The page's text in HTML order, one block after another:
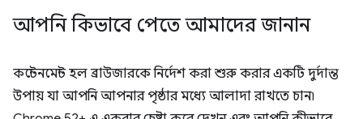
আপনি কিভাবে পেতে আমাদের জানান
কন্টেনমেন্ট হল ব্রাউজারকে নির্দেশ করা শুরু করার একটি দুর্দান্ত
উপায় যা আপনি আপনার পৃষ্ঠার মধ্যে আলাদা রাখতে চান৷